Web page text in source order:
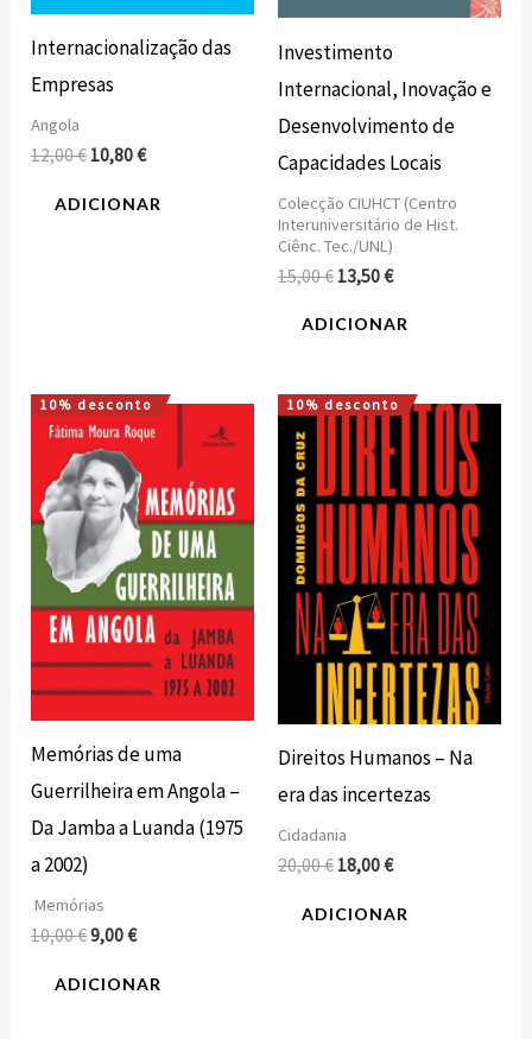
Internacionalização das
Empresas
Angola
12,00€ 10,80€
ADICIONAR
Investimento
Internacional, Inovação e
Desenvolvimento de
Capacidades Locais
Colecção CIUHCT (Centro
Interuniversitário de Hist.
Ciênc. Tec./UNL)
15,00€ 13,50€
ADICIONAR
10% desconto
Memórias de uma
Guerrilheira em Angola –
Da Jamba a Luanda (1975
a 2002)
Memórias
10,00€
O
preço
original
era:
10,00 €.
9,00€
O
preço
é:
9,00 €.
ADICIONAR
10% desconto
Direitos Humanos – Na
era das incertezas
Cidadania
20,00€
O
original
20,00 €.
18,00€
O
atual
18,00 €.
ADICIONAR